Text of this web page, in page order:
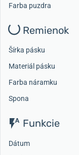
Farba puzdra
Remienok
Šírka pásku
Materiál pásku
Farba náramku
Spona
Funkcie
Dátum